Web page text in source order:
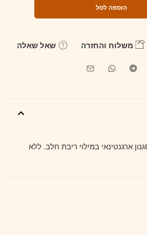
הוספה לסל
משלוח והחזרה שאל שאלה
ארגנטינאי במילוי ריבת חלב. ללא